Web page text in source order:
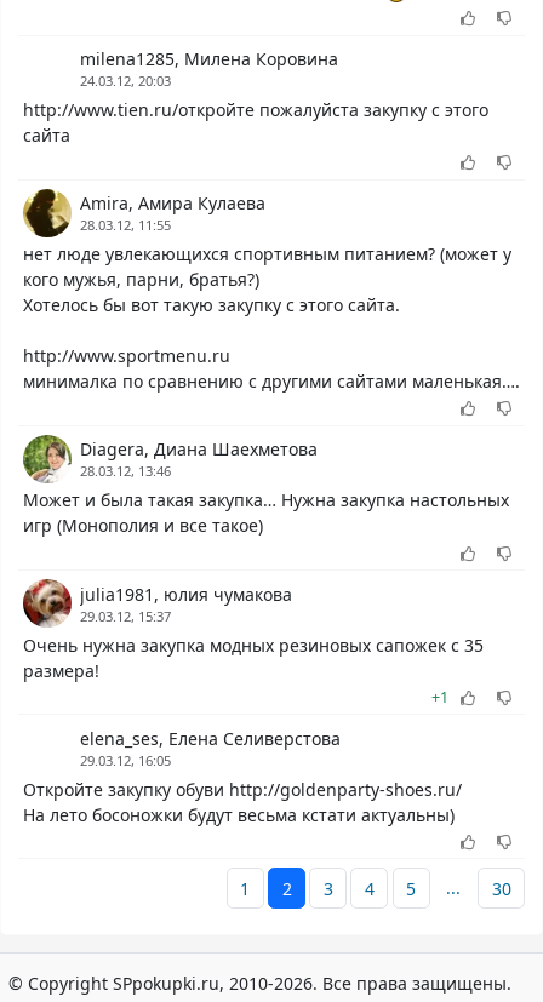
milena1285, Милена Коровина
24.03.12, 20:03
http://www.tien.ru/откройте пожалуйста закупку с этого
сайта
Amira, Амира Кулаева
28.03.12, 11:55
нет люде увлекающихся спортивным питанием? (может у
кого мужья, парни, братья?)
Хотелось бы вот такую закупку с этого сайта.
http://www.sportmenu.ru
минималка по сравнению с другими сайтами маленькая….
Diagera, Диана Шаехметова
28.03.12, 13:46
Может и была такая закупка… Нужна закупка настольных
игр (Монополия и все такое)
julia1981, юлия чумакова
29.03.12, 15:37
Очень нужна закупка модных резиновых сапожек с 35
размера!
+1
elena_ses, Елена Селиверстова
29.03.12, 16:05
Откройте закупку обуви http://goldenparty-shoes.ru/
На лето босоножки будут весьма кстати актуальны)
1 2 3 4 5 ... 30
© Copyright SPpokupki.ru, 2010-2026. Все права защищены.